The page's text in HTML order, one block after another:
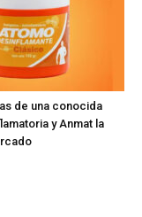
de una conocida
y Anmat la